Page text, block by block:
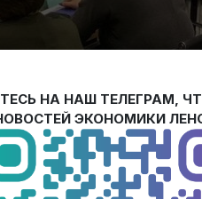
НА НАШ ТЕЛЕГРАМ,
ЭКОНОМИКИ